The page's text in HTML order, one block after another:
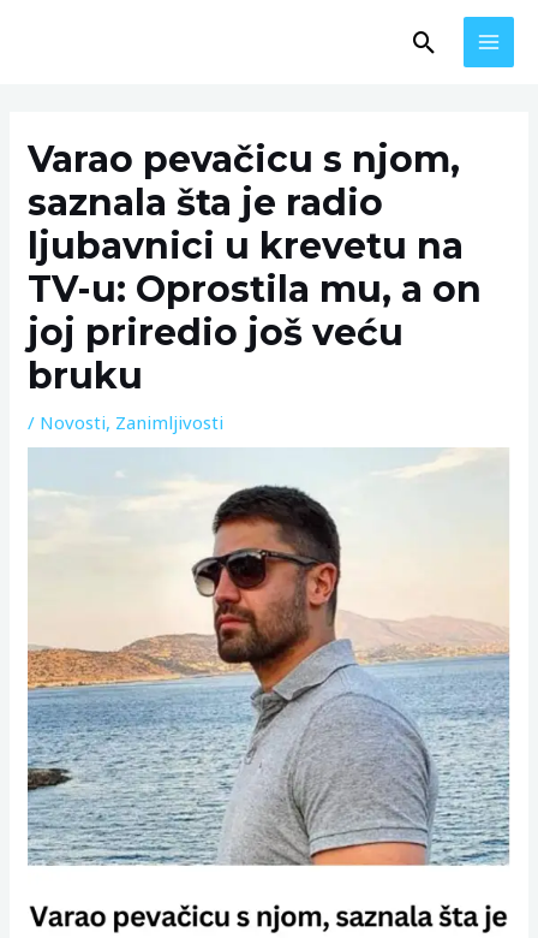
Search
Varao pevačicu s njom,
saznala šta je radio
ljubavnici u krevetu na
TV-u: Oprostila mu, a on
joj priredio još veću
bruku
/ Novosti, Zanimljivosti